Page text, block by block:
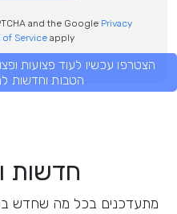
and the Google Privacy
of Serviceapply.
הצטרפו עכשיו לעוד פצועות
הטבות וחדשות
חדשות
מתעדכנים בכל מה שחדש